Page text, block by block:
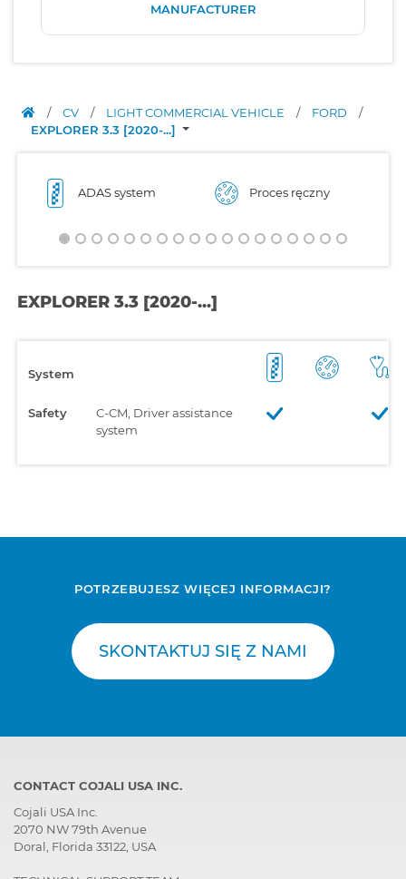
MANUFACTURER
/ CV / LIGHT COMMERCIAL VEHICLE / FORD
/
EXPLORER 3.3 [2020-...]
ADAS system Proces ręczny
EXPLORER 3.3 [2020-...]
System
Safety
C-CM, Driver assistance
system
POTRZEBUJESZ WIĘCEJ INFORMACJI?
SKONTAKTUJ SIĘ Z NAMI
CONTACT COJALI USA INC.
Cojali USA Inc.
2070 NW 79th Avenue
Doral, Florida 33122, USA